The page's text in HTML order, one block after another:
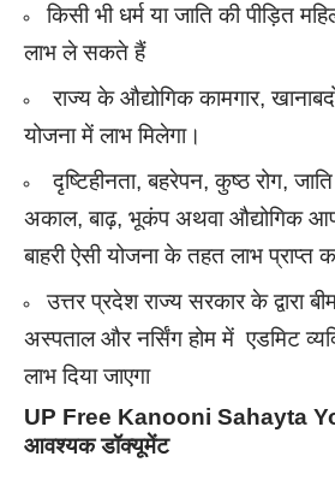
किसी भी धर्म या जाति की पीड़ित
लाभ ले सकते हैं
राज्य के औद्योगिक कामगार,
योजना में लाभ मिलेगा।
दृष्टिहीनता, बहरेपन, कुष्ठ रोग,
अकाल, बाढ़, भूकंप अथवा औद्योगिक
बाहरी ऐसी योजना के तहत लाभ प्राप्त
उत्तर प्रदेश राज्य सरकार के द्वारा
अस्पताल और नर्सिंग होम में एडमिट
लाभ दिया जाएगा
UP Free Kanooni Sahayta
आवश्यक डॉक्यूमेंट